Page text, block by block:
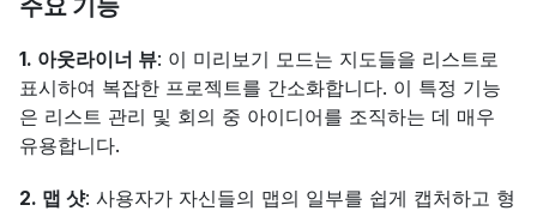
주요 기능
1. 아웃라이너 뷰: 이 미리보기 모드는 지도들을 리스트로
표시하여 복잡한 프로젝트를 간소화합니다. 이 특정 기능
은 리스트 관리 및 회의 중 아이디어를 조직하는 데 매우
유용합니다.
2. 맵 샷: 사용자가 자신들의 맵의 일부를 쉽게 캡처하고 형